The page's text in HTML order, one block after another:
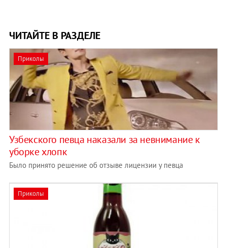
ЧИТАЙТЕ В РАЗДЕЛЕ
Приколы
Узбекского певца наказали за невнимание к
уборке хлопк
Было принято решение об отзыве лицензии у певца
Приколы